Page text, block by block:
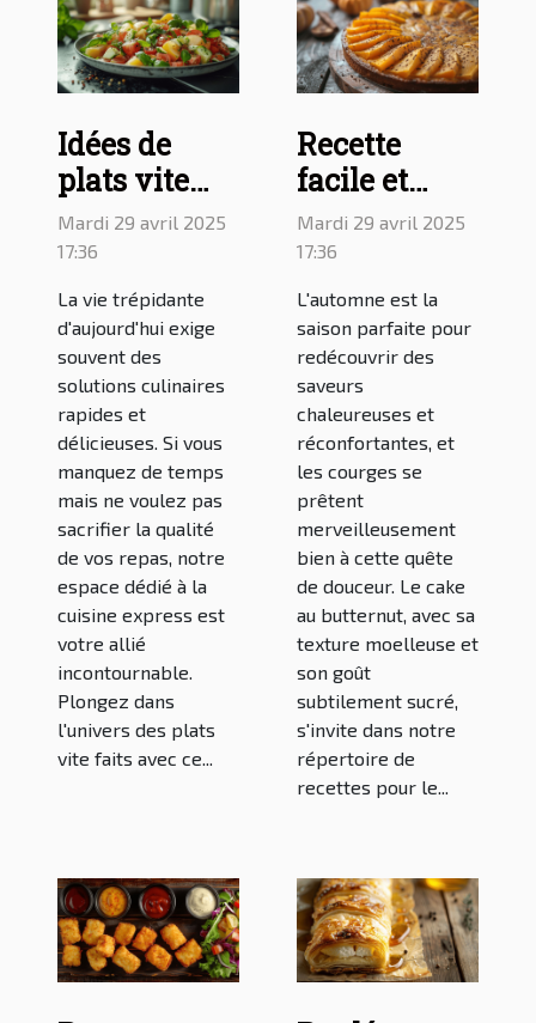
Idées de
plats vite
faits pour
votre repas :
découvrez le
blog de
cuisine
rapide
Mardi 29 avril 2025
17:36
La vie trépidante
d'aujourd'hui exige
souvent des
solutions culinaires
rapides et
délicieuses. Si vous
manquez de temps
mais ne voulez pas
sacrifier la qualité
de vos repas, notre
espace dédié à la
cuisine express est
votre allié
incontournable.
Plongez dans
l'univers des plats
vite faits avec ce...
Recette
facile et
délicieuse
du cake au
butternut
Mardi 29 avril 2025
17:36
L'automne est la
saison parfaite pour
redécouvrir des
saveurs
chaleureuses et
réconfortantes, et
les courges se
prêtent
merveilleusement
bien à cette quête
de douceur. Le cake
au butternut, avec sa
texture moelleuse et
son goût
subtilement sucré,
s'invite dans notre
répertoire de
recettes pour le...